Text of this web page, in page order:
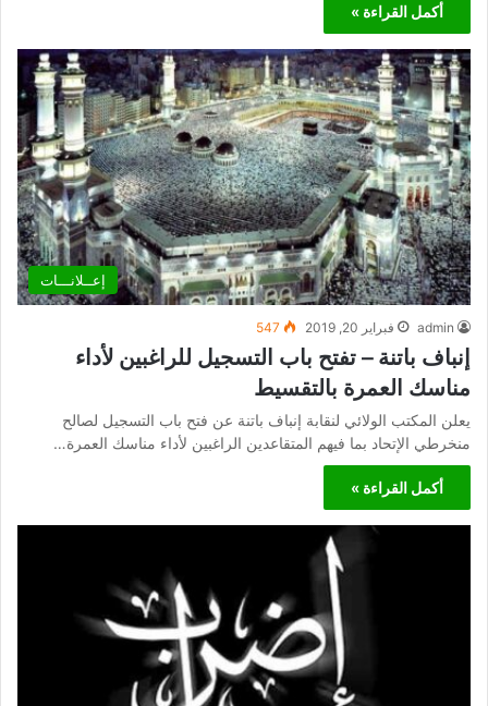
أكمل القراءة »
إعــلانـــات
admin فبراير 20, 2019 547
إنباف باتنة – تفتح باب التسجيل للراغبين لأداء
مناسك العمرة بالتقسيط
يعلن المكتب الولائي لنقابة إنباف باتنة عن فتح باب التسجيل لصالح
منخرطي الإتحاد بما فيهم المتقاعدين الراغبين لأداء مناسك العمرة…
أكمل القراءة »